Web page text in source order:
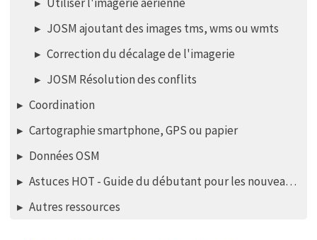
JOSM ajoutant des images tms, wms ou wmts
Correction du décalage de l'imagerie
JOSM Résolution des conflits
Coordination
Cartographie smartphone, GPS ou papier
Données OSM
Astuces HOT - Guide du débutant pour les nouveaux mappers - éditeur iD
Autres ressources